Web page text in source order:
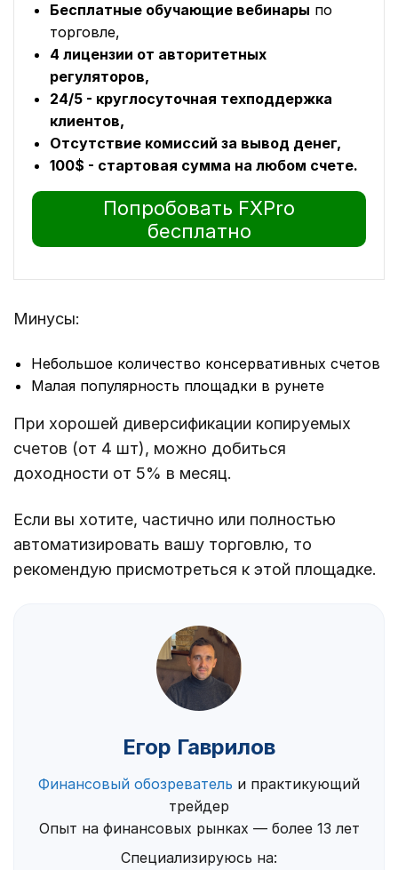
Бесплатные обучающие вебинары по
торговле,
4 лицензии от авторитетных
регуляторов,
24/5 - круглосуточная техподдержка
клиентов,
Отсутствие комиссий за вывод денег,
100$ - стартовая сумма на любом счете.
Попробовать FXPro
бесплатно
Минусы:
Небольшое количество консервативных счетов
Малая популярность площадки в рунете
При хорошей диверсификации копируемых
счетов (от 4 шт), можно добиться
доходности от 5% в месяц.
Если вы хотите, частично или полностью
автоматизировать вашу торговлю, то
рекомендую присмотреться к этой площадке.
Егор Гаврилов
Финансовый обозреватель и практикующий
трейдер
Опыт на финансовых рынках — более 13 лет
Специализируюсь на: